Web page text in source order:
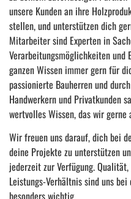
unsere Kunden an ihre
stellen, und unterstützen dich
Mitarbeiter sind Experten in
Verarbeitungsmöglichkeiten und
ganzen Wissen immer gern für
passionierte Bauherren und
Handwerkern und Privatkunden
wertvolles Wissen, das wir
Wir freuen uns darauf, dich bei
deine Projekte zu unterstützen
jederzeit zur Verfügung.
Leistungs-Verhältnis sind uns